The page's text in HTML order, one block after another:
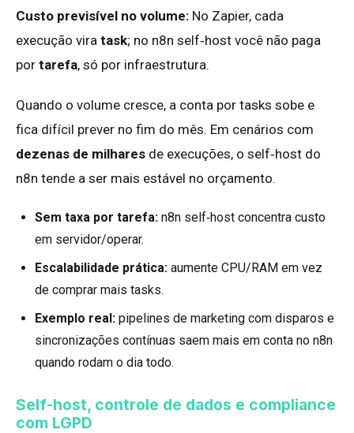
Custo previsível no volume: No Zapier, cada
execução vira task; no n8n self‑host você não paga
por tarefa, só por infraestrutura.
Quando o volume cresce, a conta por tasks sobe e
fica difícil prever no fim do mês. Em cenários com
dezenas de milhares de execuções, o self‑host do
n8n tende a ser mais estável no orçamento.
Sem taxa por tarefa: n8n self‑host concentra custo
em servidor/operar.
Escalabilidade prática: aumente CPU/RAM em vez
de comprar mais tasks.
Exemplo real: pipelines de marketing com disparos e
sincronizações contínuas saem mais em conta no n8n
quando rodam o dia todo.
Self-host, controle de dados e compliance
com LGPD